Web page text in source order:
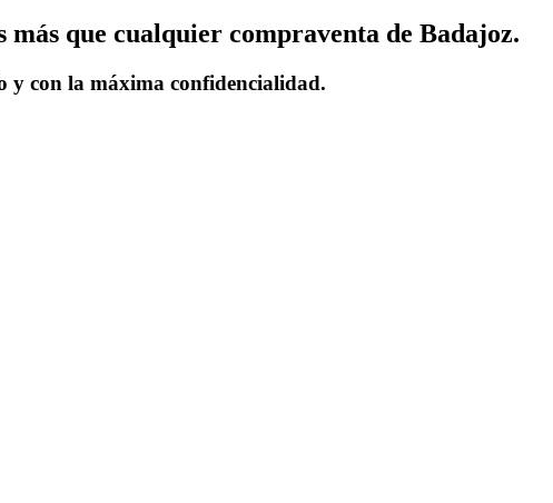
que cualquier compraventa de Badajoz.
y con la máxima confidencialidad.